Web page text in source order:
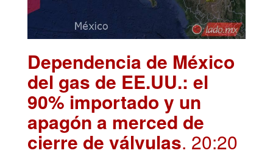
Dependencia de México
del gas de EE.UU.: el
90% importado y un
apagón a merced de
cierre de válvulas. 20:20